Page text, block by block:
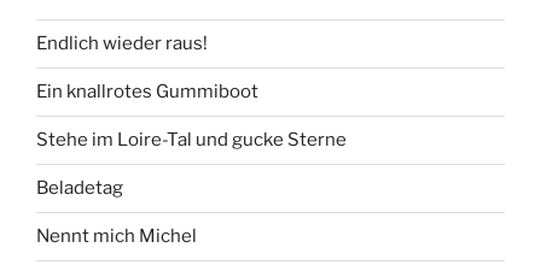
Endlich wieder raus!
Ein knallrotes Gummiboot
Stehe im Loire-Tal und gucke Sterne
Beladetag
Nennt mich Michel